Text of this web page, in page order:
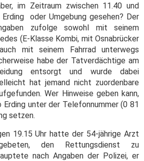
im Zeitraum zwischen 11.40 und
oder Umgebung gesehen? Der
zufolge sowohl mit seinem
(E-Klasse Kombi, mit Osnabrücker
mit seinem Fahrrad unterwegs
habe der Tatverdächtige am
entsorgt und wurde dabei
hat jemand nicht zuordenbare
Wer Hinweise geben kann,
unter der Telefonnummer (0 81
setzen.
19.15 Uhr hatte der 54-jährige Arzt
den Rettungsdienst zu
nach Angaben der Polizei, er